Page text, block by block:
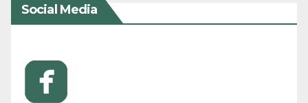
Social Media